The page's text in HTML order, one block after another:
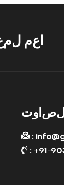
مل معا
توا صل
:
: +91-